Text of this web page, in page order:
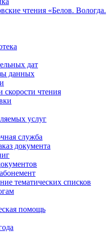
чтения «Белов. Вологда.
дат
данных
скорости чтения
услуг
служба
документа
тематических списков
помощь